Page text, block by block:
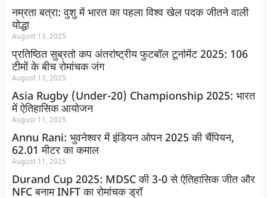
नम्रता बत्रा: वुशु में भारत का पहला विश्व खेल पदक जीतने वाली
योद्धा
August 13, 2025
प्रतिष्ठित सुब्रतो कप अंतर्राष्ट्रीय फुटबॉल टूर्नामेंट 2025: 106
टीमों के बीच रोमांचक जंग
August 13, 2025
Asia Rugby (Under-20) Championship 2025: भारत
में ऐतिहासिक आयोजन
August 11, 2025
Annu Rani: भुवनेश्वर में इंडियन ओपन 2025 की चैंपियन,
62.01 मीटर का कमाल
August 11, 2025
Durand Cup 2025: MDSC की 3-0 से ऐतिहासिक जीत और
NFC बनाम INFT का रोमांचक ड्रॉ